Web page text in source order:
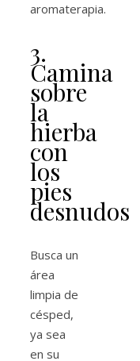
aromaterapia.
3.
Camina
sobre
la
hierba
con
los
pies
desnudos
Busca un
área
limpia de
césped,
ya sea
en su